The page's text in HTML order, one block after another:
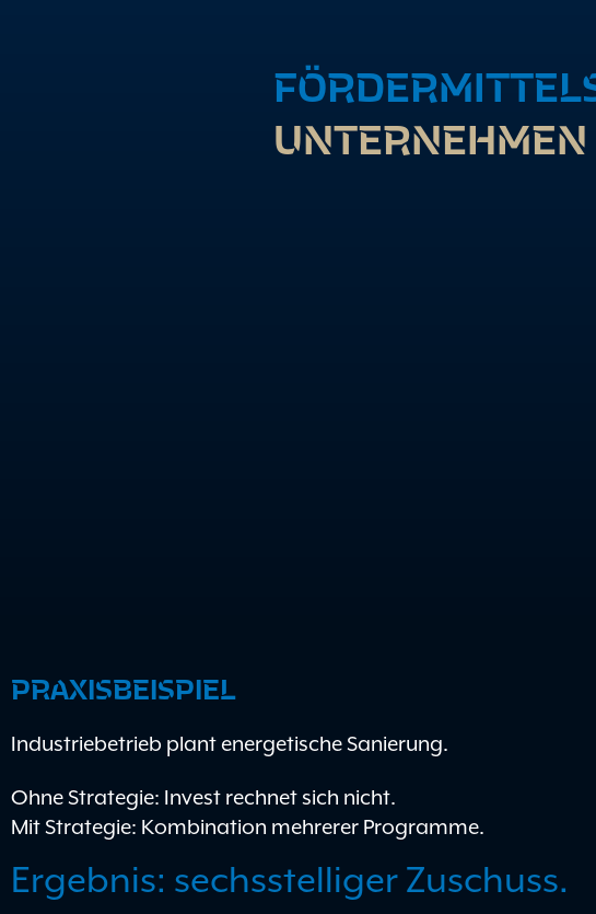
UNTERNEHMEN
PRAXISBEISPIEL
Industriebetrieb plant energetische Sanierung.
Ohne Strategie: Invest rechnet sich nicht.
Mit Strategie: Kombination mehrerer Programme.
Ergebnis: sechsstelliger Zuschuss.